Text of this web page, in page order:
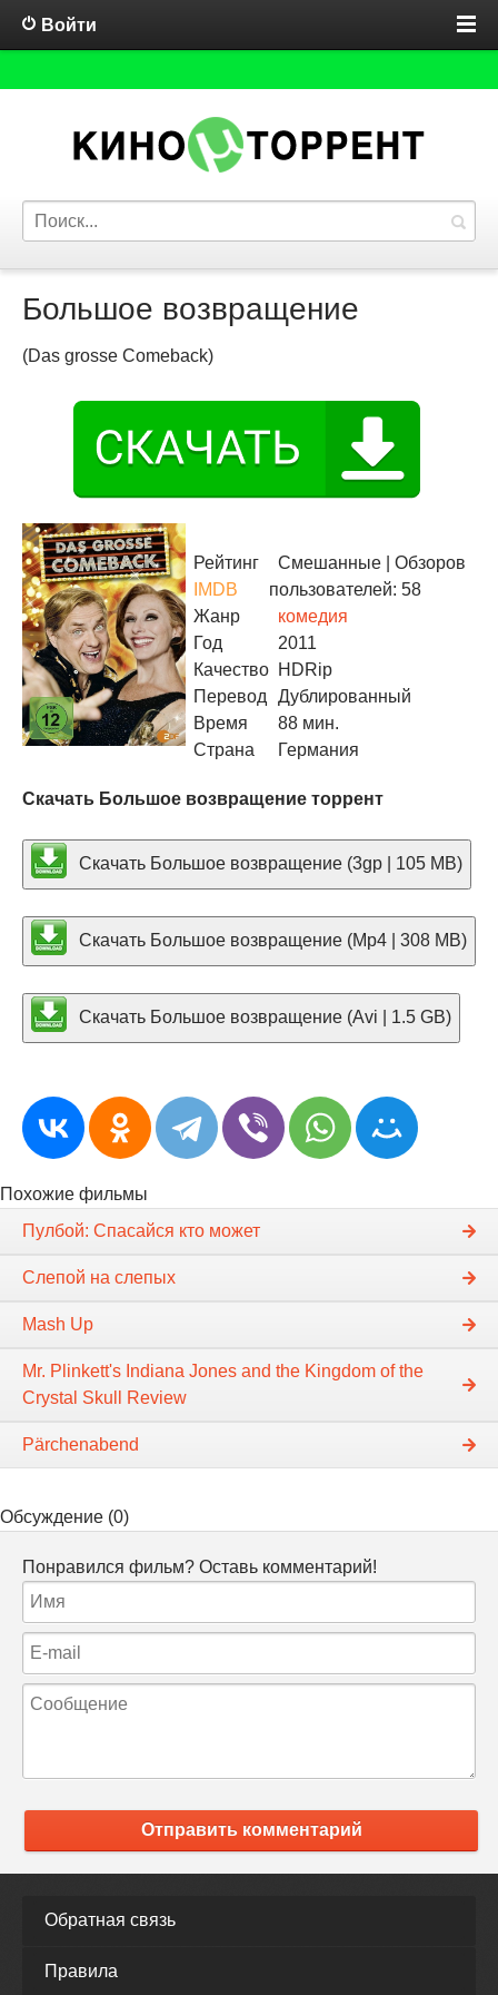
Войти
Большое возвращение
(Das grosse Comeback)
Рейтинг
IMDB
Смешанные | Обзоров
пользователей: 58
Жанр
комедия
Год
2011
Качество HDRip
Перевод
Дублированный
Время
88 мин.
Страна
Германия
Скачать Большое возвращение торрент
Скачать Большое возвращение (3gp | 105 MB)
Скачать Большое возвращение (Mp4 | 308 MB)
Скачать Большое возвращение (Avi | 1.5 GB)
Похожие фильмы
Пулбой: Спасайся кто может
Слепой на слепых
Mash Up
Mr. Plinkett's Indiana Jones and the Kingdom of the
Crystal Skull Review
Pärchenabend
Обсуждение (0)
Понравился фильм? Оставь комментарий!
Отправить комментарий
Обратная связь
Правила